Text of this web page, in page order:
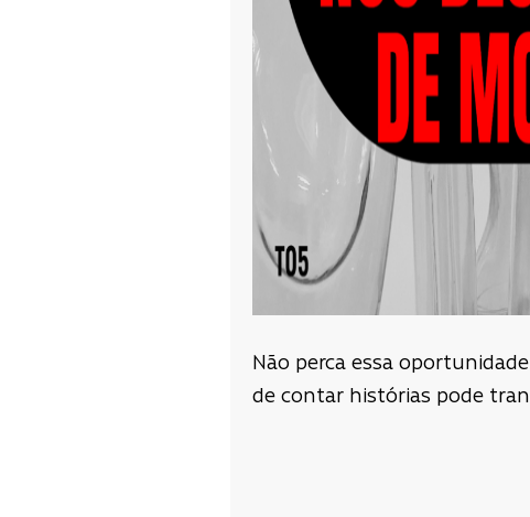
Não perca essa
de contar histórias pode